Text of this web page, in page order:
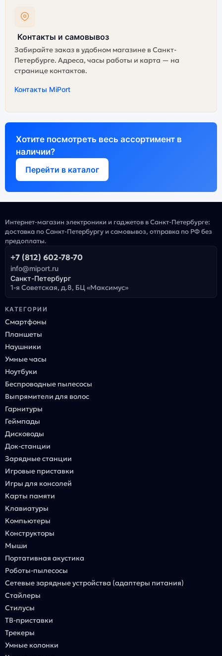
Контакты и самовывоз
Забирайте заказ в удобном магазине в Санкт-
Петербурге. Адреса, часы работы и карта — на
странице контактов.
Контакты MiPort
Хотите посмотреть весь ассортимент в
наличии?
Перейти в каталог
Интернет-магазин электроники и гаджетов в Санкт-Петербурге:
доставка по Санкт-Петербургу и самовывоз, отправка по РФ без
предоплаты.
+7 (812) 602-78-70
info@miport.ru
Санкт-Петербург
1-я Советская, д.8, БЦ «Максимус»
КАТЕГОРИИ
Смартфоны
Планшеты
Наушники
Умные часы
Ноутбуки
Беспроводные пылесосы
Выпрямители для волос
Гарнитуры
Геймпады
Дисководы
Док-станции
Зарядные станции
Игровые приставки
Игры для консолей
Карты памяти
Клавиатуры
Компьютеры
Конструкторы
Мыши
Портативная акустика
Роботы-пылесосы
Сетевые зарядные устройства (адаптеры питания)
Стайлеры
Стилусы
ТВ-приставки
Трекеры
Умные колонки